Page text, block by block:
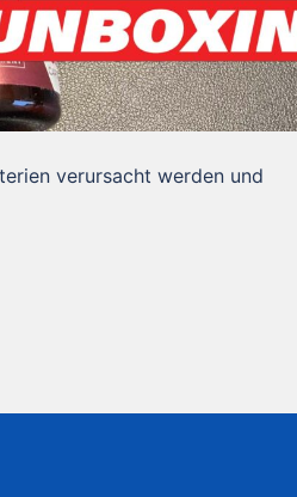
verursacht werden und